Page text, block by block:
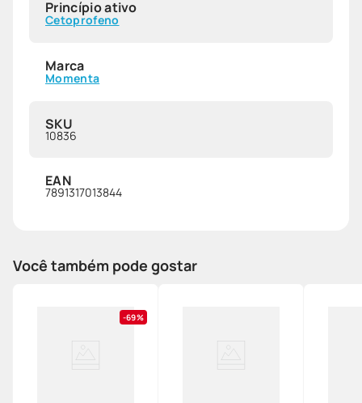
Princípio ativo
Cetoprofeno
Marca
Momenta
SKU
10836
EAN
7891317013844
Você também pode gostar
69%